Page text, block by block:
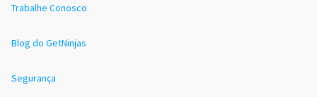
Trabalhe Conosco
Blog do GetNinjas
Segurança